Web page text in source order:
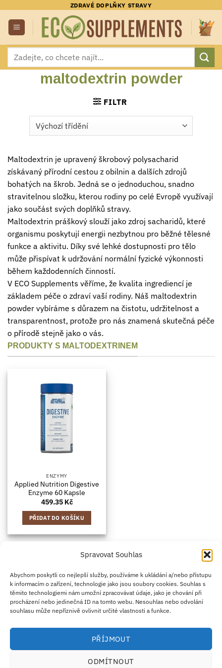
Spravovat Souhlas
Abychom poskytli co nejlepší služby, používáme k ukládání a/nebo přístupu
k informacím o zařízení, technologie jako jsou soubory cookies. Souhlas s
těmito technologiemi nám umožní zpracovávat údaje, jako je chování při
procházení nebo jedinečná ID na tomto webu. Nesouhlas nebo odvolání
souhlasu může nepříznivě ovlivnit určité vlastnosti a funkce.
PŘÍJMOUT
ODMÍTNOUT
obsah
ZDRAVÉ DOPLŇKY STRAVY
Hledat:
maltodextrin powder
FILTR
Maltodextrin je upravený škrobový polysacharid
získávaný přírodní cestou z obilnin a dalších zdrojů
bohatých na škrob. Jedná se o jednoduchou, snadno
stravitelnou složku, kterou rodiny po celé Evropě využívají
jako součást svých doplňků stravy.
Maltodextrin práškový slouží jako zdroj sacharidů, které
organismu poskytují energii nezbytnou pro běžné tělesné
funkce a aktivitu. Díky své lehké dostupnosti pro tělo
může přispívat k udržování normální fyzické výkonnosti
během každodenních činností.
V ECO Supplements věříme, že kvalita ingrediencí je
základem péče o zdraví vaší rodiny. Náš maltodextrin
powder vybíráme s důrazem na čistotu, udržitelnost a
transparentnost, protože pro nás znamená skutečná péče
o přírodě stejně jako o vás.
PRODUKTY S MALTODEXTRINEM
ENZYMY
Applied Nutrition Digestive
Enzyme 60 Kapsle
459.35 Kč
PŘIDAT DO KOŠÍKU
Credit
Card
2
Klarna
Apple
Pay
Google
Pay
PayPal
ZÁSADY DOPRAVY
ZÁSADY VRÁCENÍ ZBOŽÍ
OBCHODNÍ PODMÍNKY
KONTAKT O NÁS B2B
IMPRINT
OMEZENÍ ODPOVĚDNOSTI
ZÁSADY COOKIES
Antim I Street, No. 14, fl. 2, law office, 1303 Sofia, Bulharsko
· Email:support@ecosupplements.eu